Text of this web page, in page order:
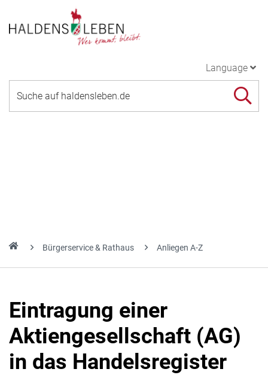
Language
Bürgerservice & Rathaus Anliegen A-Z
Eintragung einer
Aktiengesellschaft (AG)
in das Handelsregister